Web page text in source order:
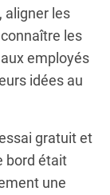
aligner les
les
employés
idées au
gratuit et
bord était
une